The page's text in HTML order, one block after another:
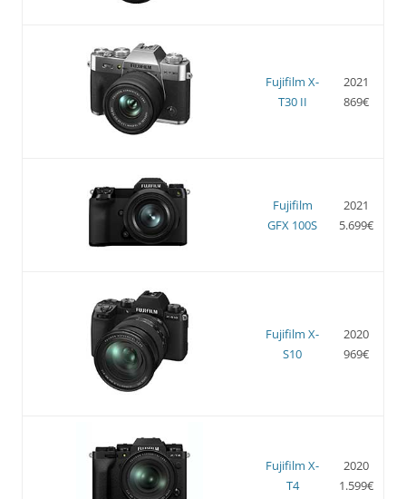
Fujifilm X-
T30 II
2021
869€
Fujifilm
GFX 100S
2021
5.699€
Fujifilm X-
S10
2020
969€
Fujifilm X-
T4
2020
1.599€